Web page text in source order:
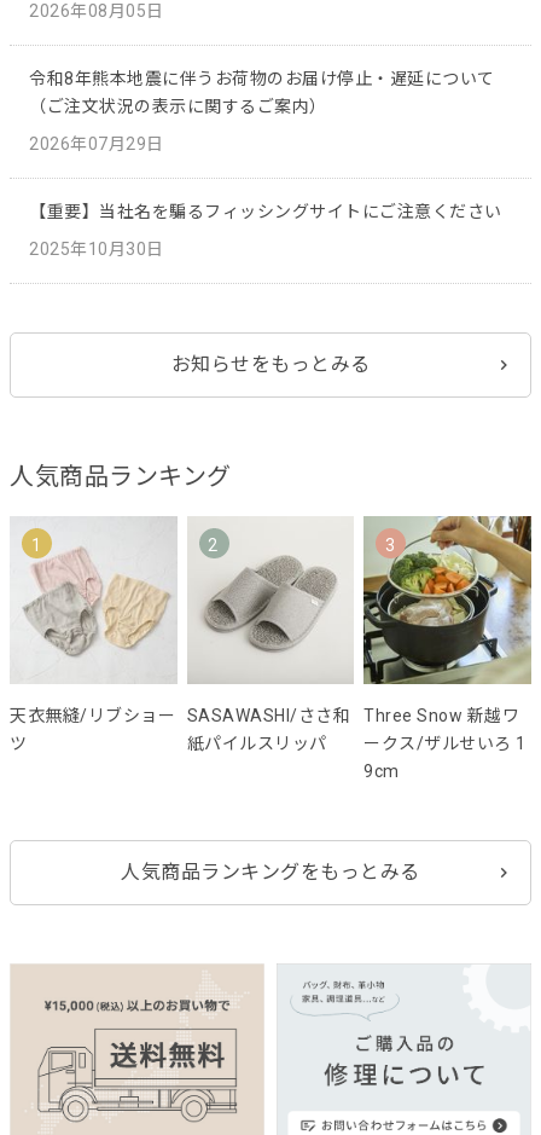
2026年08月05日
令和8年熊本地震に伴うお荷物のお届け停止・遅延について
（ご注文状況の表示に関するご案内）
2026年07月29日
【重要】当社名を騙るフィッシングサイトにご注意ください
2025年10月30日
お知らせをもっとみる
人気商品ランキング
1
天衣無縫/リブショー
ツ
2
SASAWASHI/ささ和
紙パイルスリッパ
3
Three Snow 新越ワ
ークス/ザルせいろ 1
9cm
人気商品ランキングをもっとみる